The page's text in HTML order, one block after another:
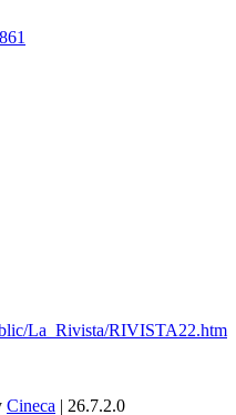
La_Rivista/RIVISTA22.htm
Cineca | 26.7.2.0